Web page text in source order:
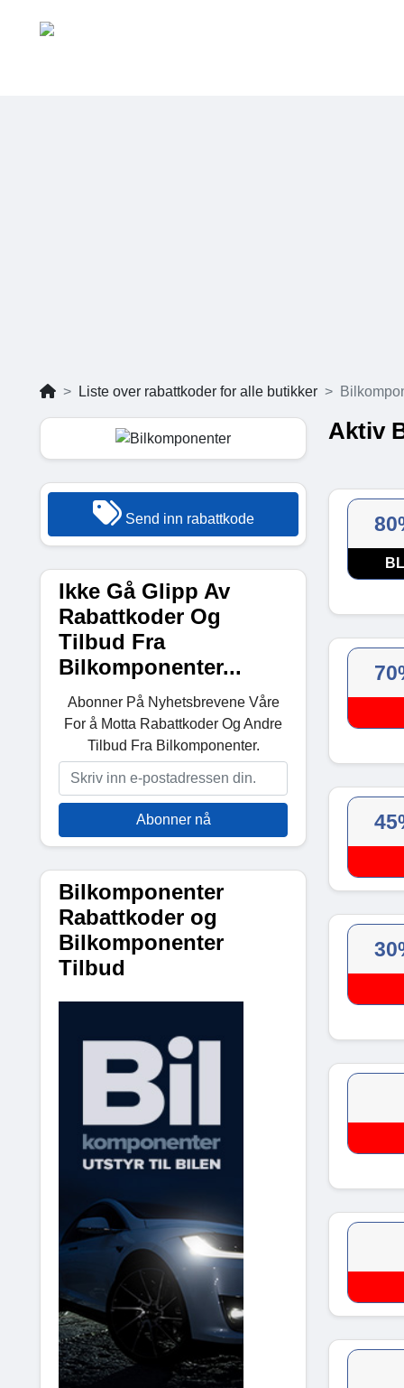
Liste over rabattkoder for alle butikker
Send inn rabattkode
Ikke Gå Glipp Av
Rabattkoder Og
Tilbud Fra
Bilkomponenter...
Abonner På Nyhetsbrevene Våre
For å Motta Rabattkoder Og Andre
Tilbud Fra Bilkomponenter.
Abonner nå
Bilkomponenter
Rabattkoder og
Bilkomponenter
Tilbud
Aktiv